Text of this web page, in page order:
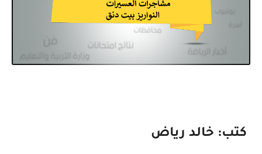
كتب: خالد رياض